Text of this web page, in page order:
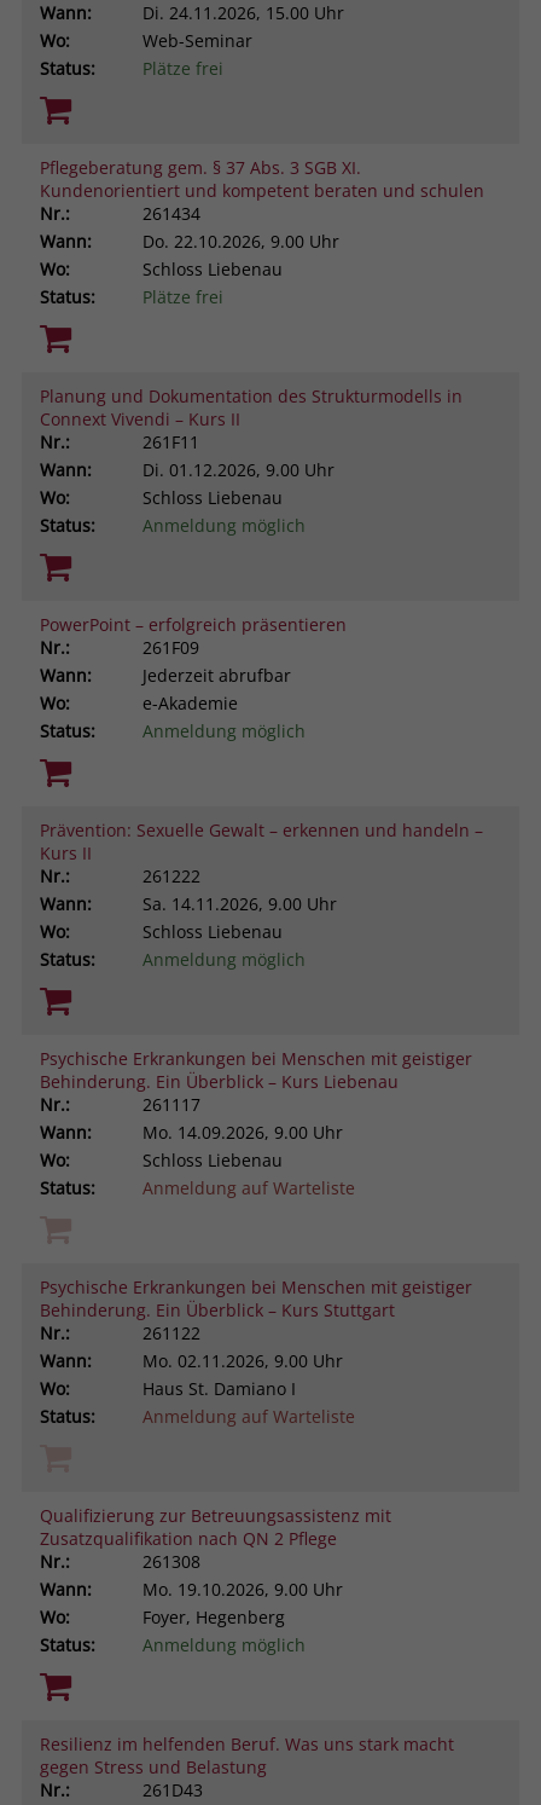
Wann:
Di. 24.11.2026, 15.00 Uhr
Wo:
Web-Seminar
Status:
Plätze frei
Pflegeberatung gem. § 37 Abs. 3 SGB XI.
Kundenorientiert und kompetent beraten und schulen
Nr.:
261434
Wann:
Do. 22.10.2026, 9.00 Uhr
Wo:
Schloss Liebenau
Status:
Plätze frei
Planung und Dokumentation des Strukturmodells in
Connext Vivendi – Kurs II
Nr.:
261F11
Wann:
Di. 01.12.2026, 9.00 Uhr
Wo:
Schloss Liebenau
Status:
Anmeldung möglich
PowerPoint – erfolgreich präsentieren
Nr.:
261F09
Wann:
Jederzeit abrufbar
Wo:
e-Akademie
Status:
Anmeldung möglich
Prävention: Sexuelle Gewalt – erkennen und handeln –
Kurs II
Nr.:
261222
Wann:
Sa. 14.11.2026, 9.00 Uhr
Wo:
Schloss Liebenau
Status:
Anmeldung möglich
Psychische Erkrankungen bei Menschen mit geistiger
Behinderung. Ein Überblick – Kurs Liebenau
Nr.:
261117
Wann:
Mo. 14.09.2026, 9.00 Uhr
Wo:
Schloss Liebenau
Status:
Anmeldung auf Warteliste
Psychische Erkrankungen bei Menschen mit geistiger
Behinderung. Ein Überblick – Kurs Stuttgart
Nr.:
261122
Wann:
Mo. 02.11.2026, 9.00 Uhr
Wo:
Haus St. Damiano I
Status:
Anmeldung auf Warteliste
Qualifizierung zur Betreuungsassistenz mit
Zusatzqualifikation nach QN 2 Pflege
Nr.:
261308
Wann:
Mo. 19.10.2026, 9.00 Uhr
Wo:
Foyer, Hegenberg
Status:
Anmeldung möglich
Resilienz im helfenden Beruf. Was uns stark macht
gegen Stress und Belastung
Nr.:
261D43